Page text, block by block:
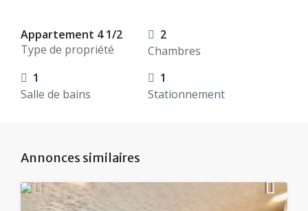
Appartement 4 1/2
Type de propriété
2
Chambres
1
Salle de bains
1
Stationnement
Annonces similaires